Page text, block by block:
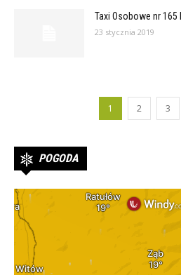
Taxi Osobowe nr
23 stycznia 2019
1 2 3
POGODA